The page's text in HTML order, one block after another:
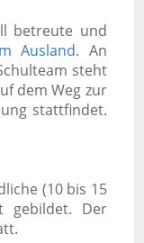
betreute und
Ausland. An
steht
dem Weg zur
stattfindet.
(10 bis 15
gebildet. Der